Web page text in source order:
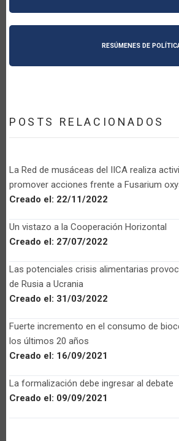
RESÚMENES DE
POSTS RELACIONADOS
La Red de musáceas del IICA realiza
promover acciones frente a Fusarium
Creado el: 22/11/2022
Un vistazo a la Cooperación Horizontal
Creado el: 27/07/2022
Las potenciales crisis alimentarias
de Rusia a Ucrania
Creado el: 31/03/2022
Fuerte incremento en el consumo de
los últimos 20 años
Creado el: 16/09/2021
La formalización debe ingresar al debate
Creado el: 09/09/2021